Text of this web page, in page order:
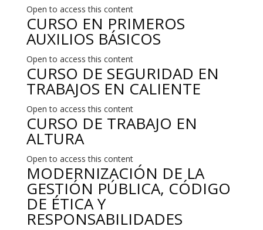
Open to access this content
CURSO EN PRIMEROS
AUXILIOS BÁSICOS
Open to access this content
CURSO DE SEGURIDAD EN
TRABAJOS EN CALIENTE
Open to access this content
CURSO DE TRABAJO EN
ALTURA
Open to access this content
MODERNIZACIÓN DE LA
GESTIÓN PÚBLICA, CÓDIGO
DE ÉTICA Y
RESPONSABILIDADES